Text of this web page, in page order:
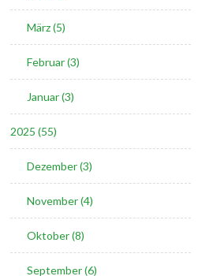
März (5)
Februar (3)
Januar (3)
2025 (55)
Dezember (3)
November (4)
Oktober (8)
September (6)